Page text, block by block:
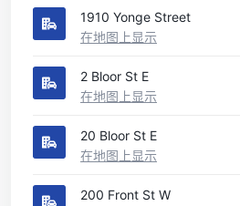
1910 Yonge Street
在地图上显示
2 Bloor St E
在地图上显示
20 Bloor St E
在地图上显示
200 Front St W